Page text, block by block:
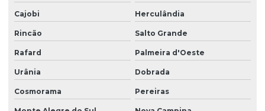
Cajobi Herculândia
Rincão Salto Grande
Rafard Palmeira d'Oeste
Urânia Dobrada
Cosmorama Pereiras